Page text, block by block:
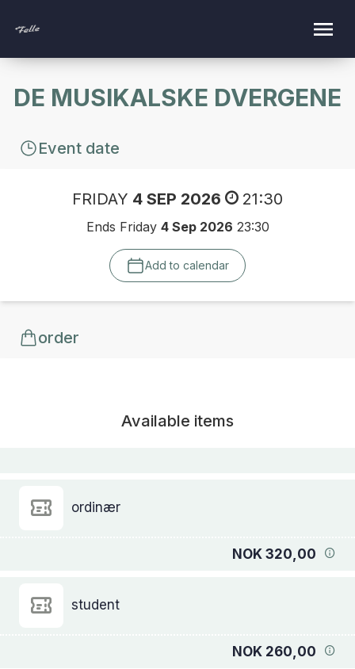
DE MUSIKALSKE DVERGENE
Event date
FRIDAY 4 SEP 2026 21:30
Ends Friday 4 Sep 2026 23:30
Add to calendar
order
Available items
ordinær
NOK 320,00
student
NOK 260,00